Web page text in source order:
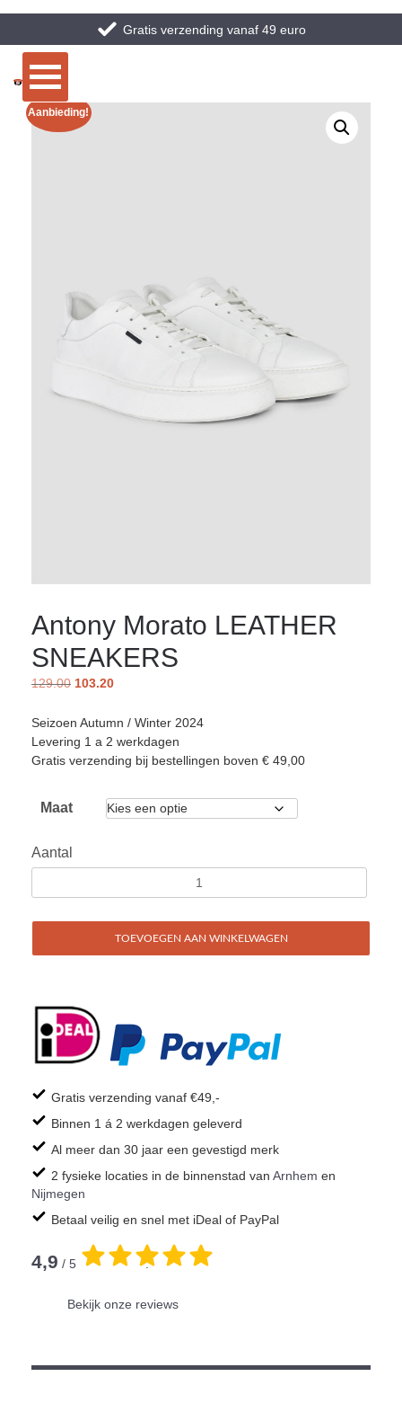
Gratis verzending vanaf 49 euro
Aanbieding!
Antony Morato LEATHER
SNEAKERS
129.00 103.20
Seizoen Autumn / Winter 2024
Levering 1 a 2 werkdagen
Gratis verzending bij bestellingen boven € 49,00
Maat
Aantal
TOEVOEGEN AAN WINKELWAGEN
Gratis verzending vanaf €49,-
Binnen 1 á 2 werkdagen geleverd
Al meer dan 30 jaar een gevestigd merk
2 fysieke locaties in de binnenstad van Arnhem en
Nijmegen
Betaal veilig en snel met iDeal of PayPal
4,9 / 5 .
Bekijk onze reviews